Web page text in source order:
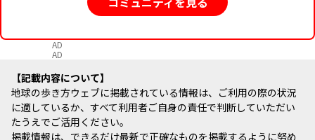
AD
AD
記載内容について
地球の歩き方ウェブに掲載されている情報は、ご利用の際の状況
に適しているか、すべて利用者ご自身の責任で判断していただい
たうえでご活用ください。
掲載情報は、できるだけ最新で正確なものを掲載するように努め